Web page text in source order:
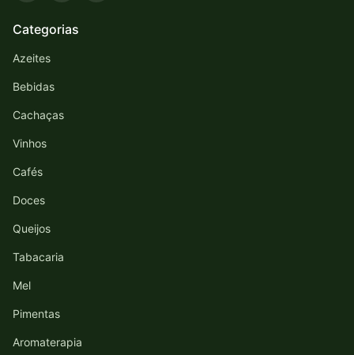
Categorias
Azeites
Bebidas
Cachaças
Vinhos
Cafés
Doces
Queijos
Tabacaria
Mel
Pimentas
Aromaterapia